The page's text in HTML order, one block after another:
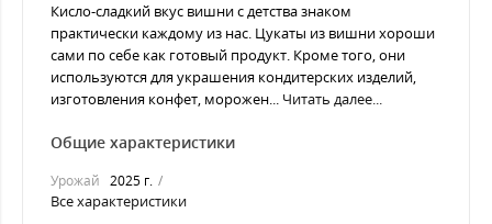
Кисло-сладкий вкус вишни с детства знаком
практически каждому из нас. Цукаты из вишни хороши
сами по себе как готовый продукт. Кроме того, они
используются для украшения кондитерских изделий,
изготовления конфет, морожен... Читать далее...
Общие характеристики
Урожай 2025 г.
Все характеристики